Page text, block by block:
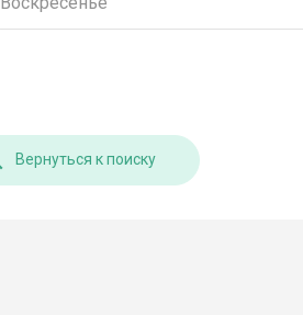
Вернуться к поиску